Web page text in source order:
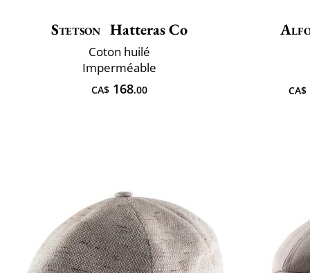
Stetson Hatteras Co
Coton huilé
Imperméable
CA$ 168.00 CA$